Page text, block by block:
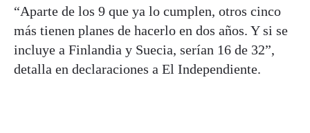
“Aparte de los 9 que ya lo cumplen, otros cinco
más tienen planes de hacerlo en dos años. Y si se
incluye a Finlandia y Suecia, serían 16 de 32”,
detalla en declaraciones a El Independiente.